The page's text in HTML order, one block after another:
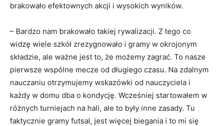
brakowało efektownych akcji i wysokich wyników.
– Bardzo nam brakowało takiej rywalizacji. Z tego co
widzę wiele szkół zrezygnowało i gramy w okrojonym
składzie, ale ważne jest to, że możemy zagrać. To nasze
pierwsze wspólne mecze od długiego czasu. Na zdalnym
nauczaniu otrzymujemy wskazówki od nauczyciela i
każdy w domu dba o kondycję. Wcześniej startowałem w
różnych turniejach na hali, ale to były inne zasady. Tu
faktycznie gramy futsal, jest więcej biegania i to mi się